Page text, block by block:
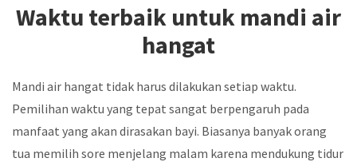
Waktu terbaik untuk mandi air
hangat
Mandi air hangat tidak harus dilakukan setiap waktu.
Pemilihan waktu yang tepat sangat berpengaruh pada
manfaat yang akan dirasakan bayi. Biasanya banyak orang
tua memilih sore menjelang malam karena mendukung tidur